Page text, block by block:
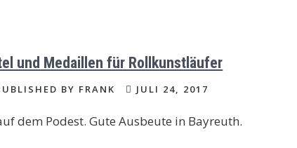
und Medaillen für Rollkunstläufer
BY FRANK JULI 24, 2017
dem Podest. Gute Ausbeute in Bayreuth.